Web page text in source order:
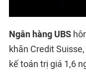
Ngân hàng UBS
khăn Credit
kế toán trị giá 1,6